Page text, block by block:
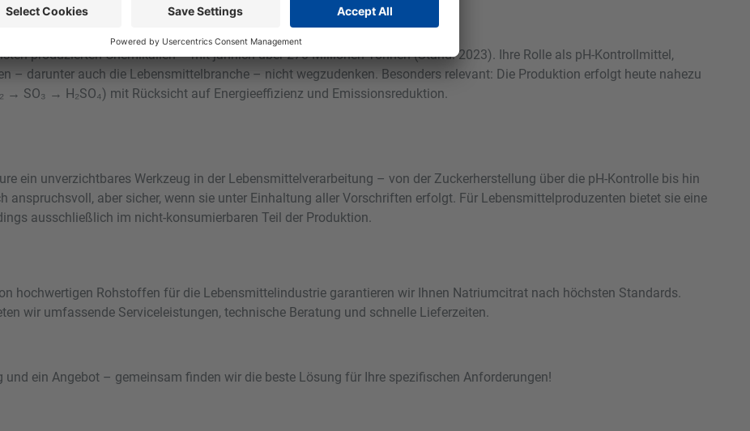
als den „wirtschaftlichen Pulsschlag einer Nation“.
produzierten Chemikalien – mit jährlich über 270 Millionen Tonnen (Stand: 2023). Ihre Rolle als pH-Kontrollmittel,
– darunter auch die Lebensmittelbranche – nicht wegzudenken. Besonders relevant: Die Produktion erfolgt heute nahezu
SO₃ → H₂SO₄) mit Rücksicht auf Energieeffizienz und Emissionsreduktion.
ein unverzichtbares Werkzeug in der Lebensmittelverarbeitung – von der Zuckerherstellung über die pH-Kontrolle bis hin
anspruchsvoll, aber sicher, wenn sie unter Einhaltung aller Vorschriften erfolgt. Für Lebensmittelproduzenten bietet sie eine
ausschließlich im nicht-konsumierbaren Teil der Produktion.
hochwertigen Rohstoffen für die Lebensmittelindustrie garantieren wir Ihnen Natriumcitrat nach höchsten Standards.
wir umfassende Serviceleistungen, technische Beratung und schnelle Lieferzeiten.
ein Angebot – gemeinsam finden wir die beste Lösung für Ihre spezifischen Anforderungen!